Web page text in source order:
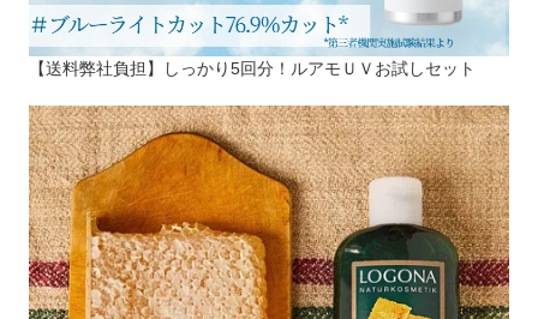
【送料弊社負担】しっかり5回分！ルアモＵＶお試しセット